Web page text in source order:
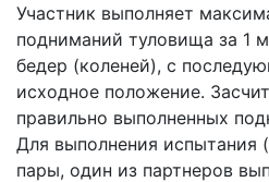
Участник выполняет
подниманий туловища за 1
бедер (коленей), с
исходное положение.
правильно выполненных
Для выполнения испытания
пары, один из партнеров